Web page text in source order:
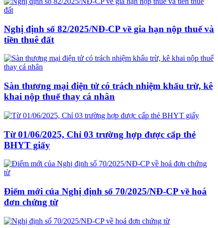
Nghị định số 82/2025/NĐ-CP về gia hạn nộp thuế và
tiền thuê đất
Sàn thương mại điện tử có trách nhiệm khấu trừ, kê
khai nộp thuế thay cá nhân
Từ 01/06/2025, Chỉ 03 trường hợp được cấp thẻ
BHYT giấy
Điểm mới của Nghị định số 70/2025/NĐ-CP về hoá
đơn chứng từ